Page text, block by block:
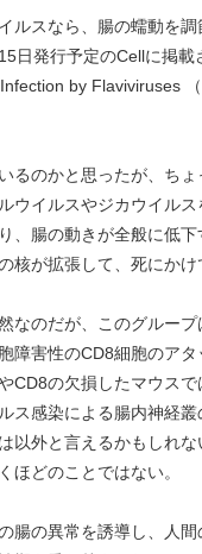
ルスなら、腸の蠕動を
日発行予定のCellに掲
by Flaviviruses
るのかと思ったが、ち
ウイルスやジカウイル
、腸の動きが全般に低
核が拡張して、死にか
なのだが、このグルー
障害性のCD8細胞のア
CD8の欠損したマウス
ス感染による腸内神経
以外と言えるかもしれ
ほどのことではない。
腸の異常を誘導し、人